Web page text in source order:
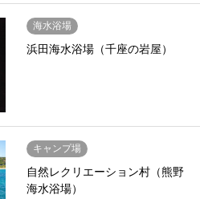
海水浴場
浜田海水浴場（千座の岩屋）
キャンプ場
自然レクリエーション村（熊野
海水浴場）